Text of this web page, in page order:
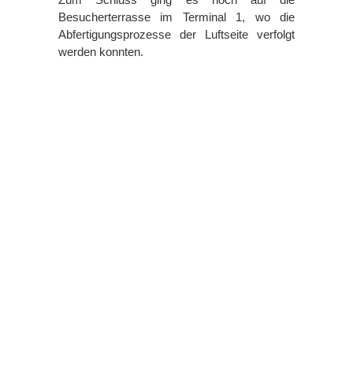
Besucherterrasse im Terminal 1, wo die
Abfertigungsprozesse der Luftseite verfolgt
werden konnten.